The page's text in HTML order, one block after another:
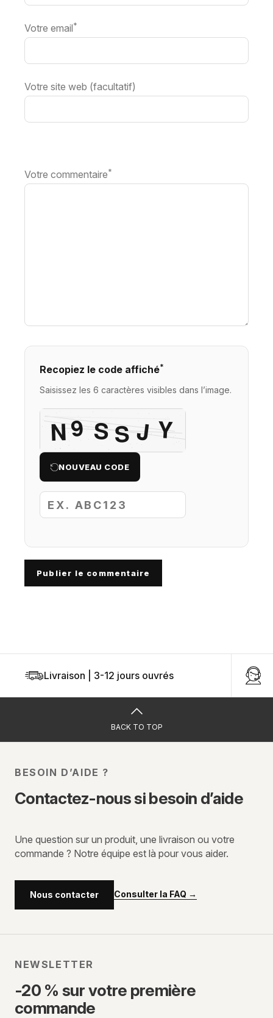
Votre email*
Votre site web (facultatif)
Votre commentaire*
Recopiez le code affiché*
Saisissez les 6 caractères visibles dans l’image.
NOUVEAU CODE
Publier le commentaire
Livraison | 3-12 jours ouvrés
BACK TO TOP
BESOIN D’AIDE ?
Contactez-nous si besoin d’aide
Une question sur un produit, une livraison ou votre
commande ? Notre équipe est là pour vous aider.
Nous contacter Consulter la FAQ →
NEWSLETTER
-20 % sur votre première
commande